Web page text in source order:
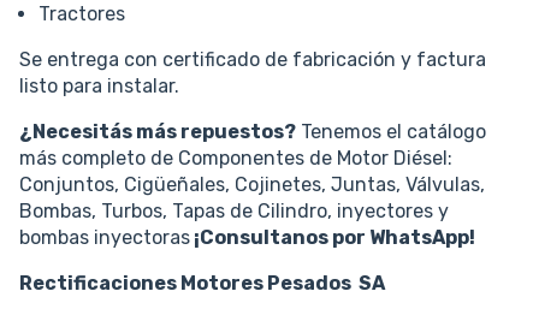
Tractores
Se entrega con certificado de fabricación y factura
listo para instalar.
¿Necesitás más repuestos? Tenemos el catálogo
más completo de Componentes de Motor Diésel:
Conjuntos, Cigüeñales, Cojinetes, Juntas, Válvulas,
Bombas, Turbos, Tapas de Cilindro, inyectores y
bombas inyectoras ¡Consultanos por WhatsApp!
Rectificaciones Motores Pesados SA